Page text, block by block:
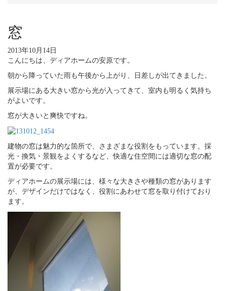
窓
2013年10月14日
こんにちは、ディアホームの安原です。
朝から降っていた雨も午後から上がり、日差しが出てきました。
展示場にある大きい窓から光が入ってきて、室内も明るく気持ち
がよいです。
窓が大きいと爽快ですね。
建物の窓は魅力的な箇所で、さまざまな役割をもっています。採
光・換気・景観をよくするなど、快適な住空間には適切な窓の配
置が必要です。
ディアホームの展示場には、様々な大きさや種類の窓があります
が、デザインだけではなく、役割にあわせて窓を取り付けており
ます。